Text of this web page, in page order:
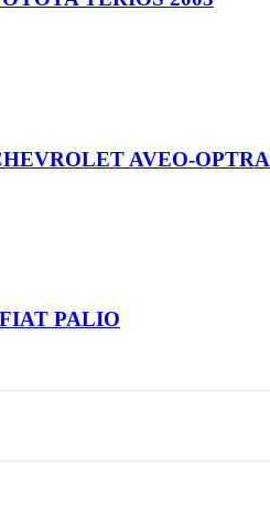
AVEO-OPTRA
FIAT PALIO